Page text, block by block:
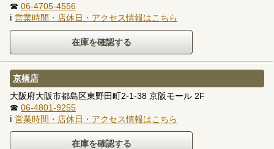
☎ 06-4705-4556
ℹ 営業時間・店休日・アクセス情報はこちら
京橋店
大阪府大阪市都島区東野田町2-1-38 京阪モール 2F
☎ 06-4801-9255
ℹ 営業時間・店休日・アクセス情報はこちら